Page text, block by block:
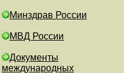
Минздрав России
МВД России
Документы
международных